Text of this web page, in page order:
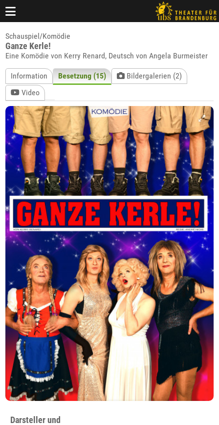
Schauspiel/Komödie
Ganze Kerle!
Eine Komödie von Kerry Renard, Deutsch von Angela Burmeister
Information Besetzung (15)
Bildergalerien (2)
Video
Darsteller und